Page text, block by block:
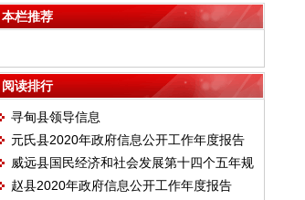
告
本栏推荐
阅读排行
寻甸县领导信息
元氏县2020年政府信息公开工作年度报告
威远县国民经济和社会发展第十四个五年规
划和二〇三五年远景目标纲要
赵县2020年政府信息公开工作年度报告